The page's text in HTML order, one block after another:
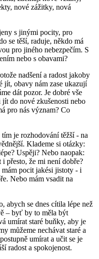
nové zážitky, nová
s jinými pocity, pro
se těší, raduje, někdo má
pro jiného nebezpečím. S
nebo s obavami?
nadšení a radost jakoby
jít, obavy nám zase ukazují
dát pozor. Je dobré vše
do nové zkušenosti nebo
pro nás význam? Co
je rozhodování těžší - na
Klademe si otázky:
Uspěji? Nebo naopak:
přesto, že mi není dobře?
pocit jakési jistoty - i
Nebo mám vsadit na
abych se dnes cítila lépe než
– byť by to měla být
umírat staré buňky, aby je
můžeme nechávat staré a
umírat a učit se je
radost a spokojenost.